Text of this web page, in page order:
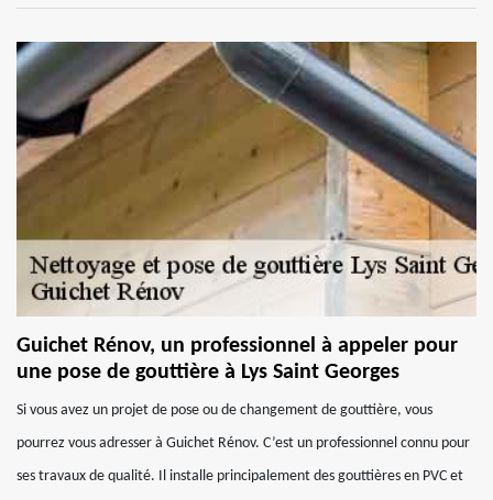
Guichet Rénov, un professionnel à appeler pour
une pose de gouttière à Lys Saint Georges
Si vous avez un projet de pose ou de changement de gouttière, vous
pourrez vous adresser à Guichet Rénov. C’est un professionnel connu pour
ses travaux de qualité. Il installe principalement des gouttières en PVC et